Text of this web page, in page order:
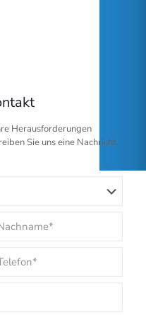
Herausforderungen
Sie uns eine Nachricht.